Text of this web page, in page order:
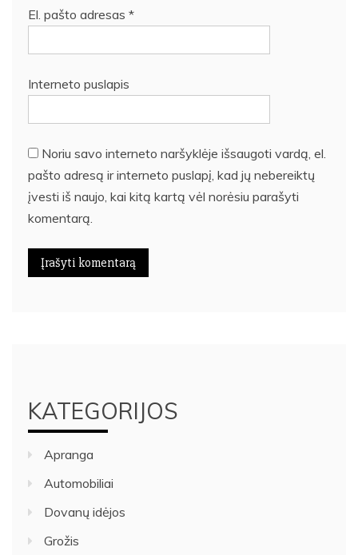
El. pašto adresas *
Interneto puslapis
Noriu savo interneto naršyklėje išsaugoti vardą, el.
pašto adresą ir interneto puslapį, kad jų nebereiktų
įvesti iš naujo, kai kitą kartą vėl norėsiu parašyti
komentarą.
KATEGORIJOS
Apranga
Automobiliai
Dovanų idėjos
Grožis